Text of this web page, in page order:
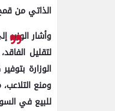
الذاتي من
وأشار الوزير
لتقليل
الوزارة
ومنع
للبيع في